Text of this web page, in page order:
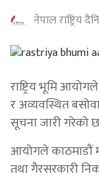
नेपाल राष्ट्रिय
राष्ट्रिय भूमि
र अव्यवस्थित
सूचना जारी गरेको
आयोगले काठमाडौं
तथा गैरसरकारी